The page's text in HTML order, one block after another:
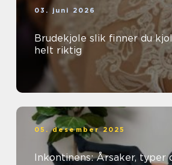
03. juni 2026
Brudekjole slik finner du kjolen som føles
helt riktig
05. desember 2025
Inkontinens: Årsaker, typer